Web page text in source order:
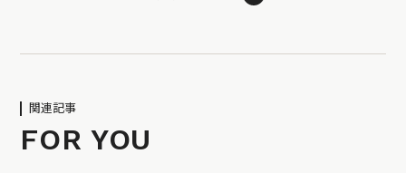
関連記事
FOR YOU